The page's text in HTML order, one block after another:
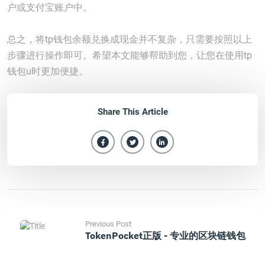
户或支付宝账户中。
总之，将tp钱包余额兑换成现金并不复杂，只需要按照以上
步骤进行操作即可。希望本文能够帮助到您，让您在使用tp
钱包u时更加便捷。
Share This Article
Previous Post
TokenPocket正版 - 专业的区块链钱包